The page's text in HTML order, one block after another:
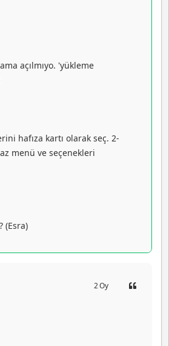
açılmıyo. 'yükleme
hafıza kartı olarak seç. 2-
menü ve seçenekleri
(Esra)
2Oy